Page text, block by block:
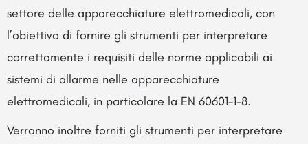
settore delle apparecchiature elettromedicali, con
l’obiettivo di fornire gli strumenti per interpretare
correttamente i requisiti delle norme applicabili ai
sistemi di allarme nelle apparecchiature
elettromedicali, in particolare la EN 60601-1-8.
Verranno inoltre forniti gli strumenti per interpretare